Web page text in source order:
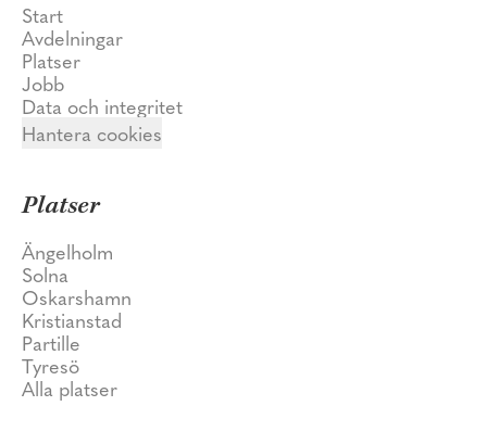
Start
Avdelningar
Platser
Jobb
Data och integritet
Hantera cookies
Platser
Ängelholm
Solna
Oskarshamn
Kristianstad
Partille
Tyresö
Alla platser